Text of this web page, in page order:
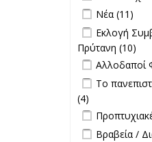
Apply Νέα filter
Νέα (11)
Apply Εκλογή
Πρύτανη filter
Εκλογή
Πρύτανη (10)
Apply
Φοιτήτριες
Αλλοδαποί
Apply Το
επικαιρότητα
Το
(4)
επικαιρότητα
Apply
ApplyΒραβεία /